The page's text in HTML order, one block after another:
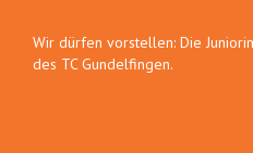
Wir dürfen vorstellen: Die
des TC Gundelfingen.